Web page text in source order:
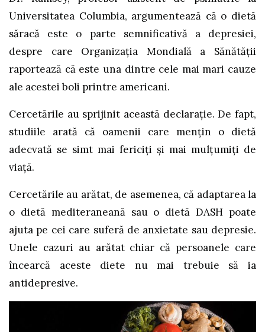
Universitatea Columbia, argumentează că o dietă
săracă este o parte semnificativă a depresiei,
despre care Organizația Mondială a Sănătății
raportează că este una dintre cele mai mari cauze
ale acestei boli printre americani.
Cercetările au sprijinit această declarație. De fapt,
studiile arată că oamenii care mențin o dietă
adecvată se simt mai fericiți și mai mulțumiți de
viață.
Cercetările au arătat, de asemenea, că adaptarea la
o dietă mediteraneană sau o dietă DASH poate
ajuta pe cei care suferă de anxietate sau depresie.
Unele cazuri au arătat chiar că persoanele care
încearcă aceste diete nu mai trebuie să ia
antidepresive.